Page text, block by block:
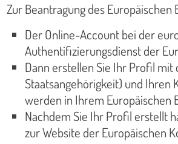
Zur Beantragung des
Der Online-Account bei der
Authentifizierungsdienst der
Dann erstellen Sie Ihr Profil mit
Staatsangehörigkeit) und Ihren
werden in Ihrem Europäischen
Nachdem Sie Ihr Profil erstellt
zur Website der Europäischen